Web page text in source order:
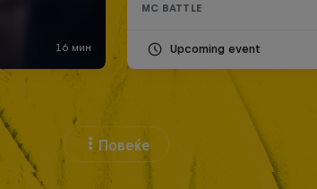
MC BATTLE
Upcoming event
Повеќе